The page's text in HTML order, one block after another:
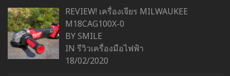
REVIEW! เครื่องเจียร MILWAUKEE
M18CAG100X-0
BY SMILE
IN รีวิวเครื่องมือไฟฟ้า
18/02/2020